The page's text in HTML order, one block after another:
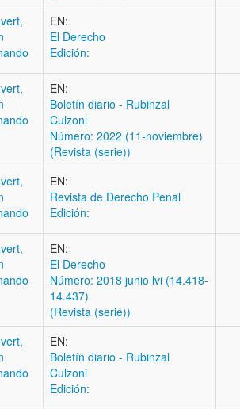
EN:
El Derecho
Edición:
EN:
Boletí­n diario - Rubinzal
Culzoni
Número: 2022 (11-noviembre)
(Revista (serie))
EN:
Revista de Derecho Penal
Edición:
EN:
El Derecho
Número: 2018 junio lvi (14.418-
14.437)
(Revista (serie))
EN:
Boletí­n diario - Rubinzal
Culzoni
Edición: